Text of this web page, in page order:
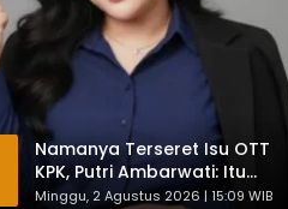
Namanya Terseret Isu OTT
KPK, Putri Ambarwati: Itu
Hanya Kesamaan Nama
Minggu, 2 Agustus 2026 | 15:09 WIB